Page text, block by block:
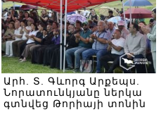
Արհ. Տ. Գևորգ Արքեպս.
Նորատունկյանը ներկա
գտնվեց Թորիայի տոնին